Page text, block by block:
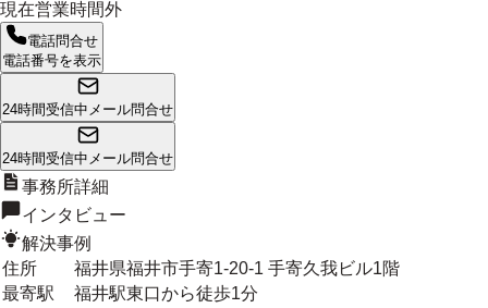
現在営業時間外
電話問合せ
電話番号を表示
24時間受信中 メール問合せ
24時間受信中 メール問合せ
事務所詳細
インタビュー
解決事例
住所
福井県福井市手寄1-20-1 手寄久我ビル1階
最寄駅
福井駅東口から徒歩1分